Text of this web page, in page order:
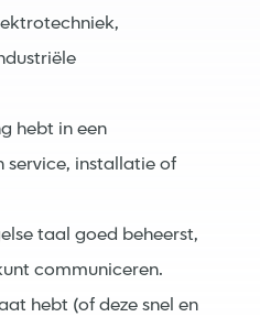
hebt in een
service, installatie of
taal goed beheerst,
communiceren.
hebt (of deze snel en